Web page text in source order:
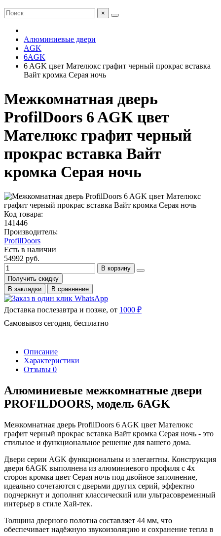
×
Алюминиевые двери
AGK
6AGK
6 AGK цвет Мателюкс графит черный прокрас вставка
Вайт кромка Серая ночь
Межкомнатная дверь
ProfilDoors 6 AGK цвет
Мателюкс графит черный
прокрас вставка Вайт
кромка Серая ночь
Код товара:
141446
Производитель:
ProfilDoors
Есть в наличии
54992 руб.
В корзину
Получить скидку
В закладки
В сравнение
Доставка послезавтра и позже, от 1000 ₽
Самовывоз сегодня, бесплатно
Описание
Характеристики
Отзывы 0
Алюминиевые межкомнатные двери
PROFILDOORS, модель 6AGK
Межкомнатная дверь ProfilDoors 6 AGK цвет Мателюкс
графит черный прокрас вставка Вайт кромка Серая ночь - это
стильное и функциональное решение для вашего дома.
Двери серии AGK функциональны и элегантны. Конструкция
двери 6AGK выполнена из алюминиевого профиля с 4х
сторон кромка цвет Серая ночь под двойное заполнение,
идеально сочетаются с дверьми других серий, эффектно
подчеркнут и дополнят классический или ультрасовременный
интерьер в стиле Хай-тек.
Толщина дверного полотна составляет 44 мм, что
обеспечивает надёжную звукоизоляцию и сохранение тепла в